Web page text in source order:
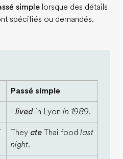
simple lorsque des détails
spécifiés ou demandés.
Passé simple
lived in Lyon in 1989.
They ate Thai food last
night.